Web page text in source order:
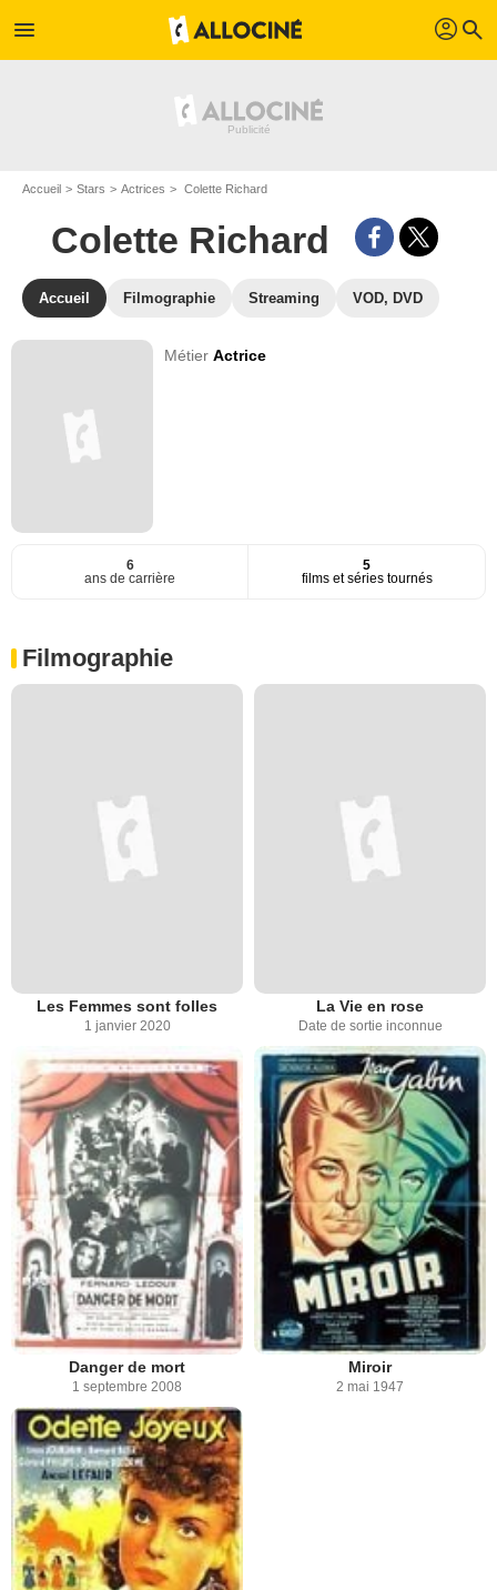
menu profil search
Accueil Stars Actrices Colette Richard
Colette Richard
Accueil Filmographie Streaming VOD, DVD
MétierActrice
6
ans de carrière
5
films et séries tournés
Filmographie
Les Femmes sont folles
1 janvier 2020
La Vie en rose
Date de sortie inconnue
Danger de mort
1 septembre 2008
Miroir
2 mai 1947